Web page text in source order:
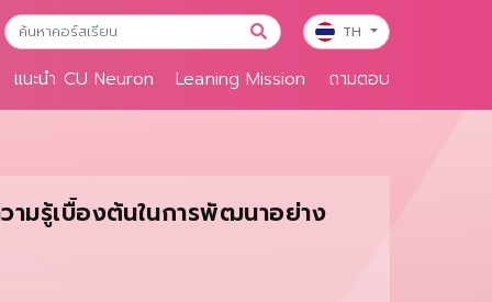
TH
แนะนำ CU Neuron Leaning Mission ถามตอบ
ามรู้เบื้องต้นในการพัฒนาอย่าง